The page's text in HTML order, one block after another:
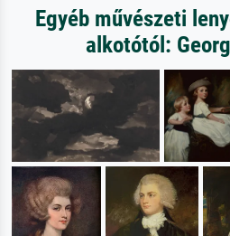
Egyéb művészeti
alkotótól: